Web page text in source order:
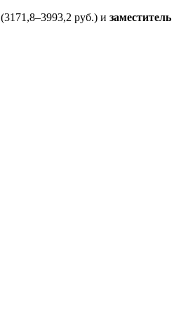
(3171,8–3993,2 руб.) и